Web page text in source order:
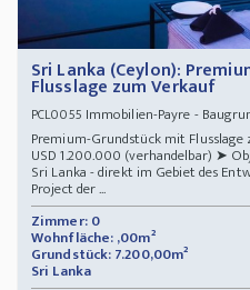
Sri Lanka (Ceylon):
Flusslage zum Verkauf
PCL0055 Immobilien-Payre -
Premium-Grundstück mit Flusslage
USD 1.200.000 (verhandelbar) ➤
Sri Lanka - direkt im Gebiet des
Project der ...
Zimmer: 0
Wohnfläche: ,00m²
Grundstück: 7.200,00m²
Sri Lanka